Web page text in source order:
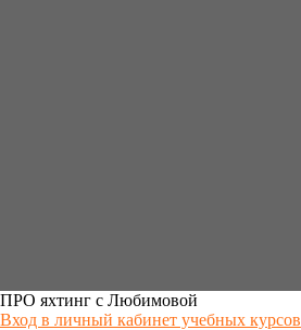
ПРО яхтинг с Любимовой
Вход в личный кабинет учебных курсов